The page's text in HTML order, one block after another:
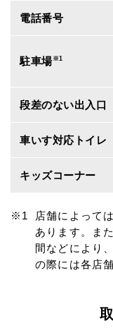
電話番号
駐車場※1
段差のない出入口
車いす対応トイレ
キッズコーナー
店舗によって
あります。ま
間などにより
の際には各店